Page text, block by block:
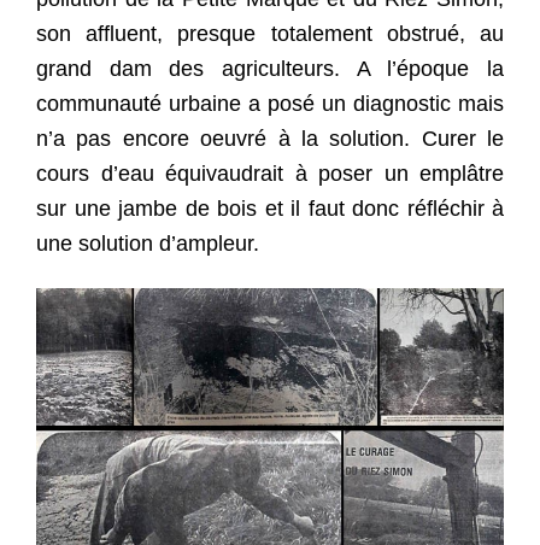
son affluent, presque totalement obstrué, au
grand dam des agriculteurs. A l’époque la
communauté urbaine a posé un diagnostic mais
n’a pas encore oeuvré à la solution. Curer le
cours d’eau équivaudrait à poser un emplâtre
sur une jambe de bois et il faut donc réfléchir à
une solution d’ampleur.